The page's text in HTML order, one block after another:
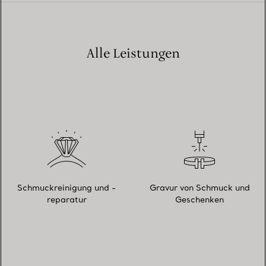
Alle Leistungen
Schmuckreinigung und -
reparatur
Gravur von Schmuck und
Geschenken